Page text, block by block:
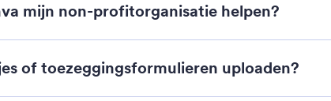
mijn non-profitorganisatie helpen?
of toezeggingsformulieren uploaden?